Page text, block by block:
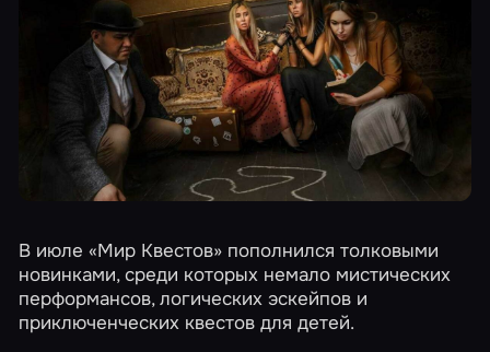
В июле «Мир Квестов» пополнился толковыми
новинками, среди которых немало мистических
перформансов, логических эскейпов и
приключенческих квестов для детей.